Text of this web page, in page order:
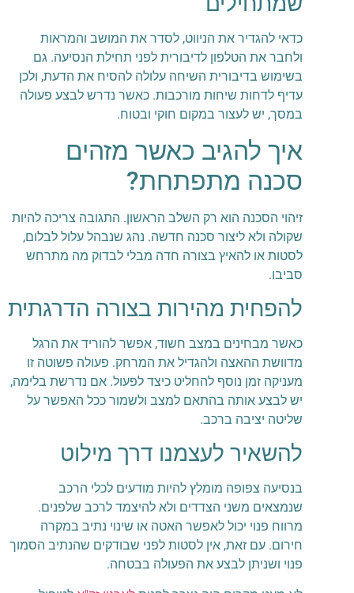
כדאי להגדיר את הניווט, לסדר את המושב והמראות
ולחבר את הטלפון לדיבורית לפני תחילת הנסיעה. גם
בשימוש בדיבורית השיחה עלולה להסיח את הדעת, ולכן
עדיף לדחות שיחות מורכבות. כאשר נדרש לבצע פעולה
במסך, יש לעצור במקום חוקי ובטוח.
איך להגיב כאשר מזהים
סכנה מתפתחת?
זיהוי הסכנה הוא רק השלב הראשון. התגובה צריכה להיות
שקולה ולא ליצור סכנה חדשה. נהג שנבהל עלול לבלום,
לסטות או להאיץ בצורה חדה מבלי לבדוק מה מתרחש
סביבו.
להפחית מהירות בצורה הדרגתית
כאשר מבחינים במצב חשוד, אפשר להוריד את הרגל
מדוושת ההאצה ולהגדיל את המרחק. פעולה פשוטה זו
מעניקה זמן נוסף להחליט כיצד לפעול. אם נדרשת בלימה,
יש לבצע אותה בהתאם למצב ולשמור ככל האפשר על
שליטה יציבה ברכב.
להשאיר לעצמנו דרך מילוט
בנסיעה צפופה מומלץ להיות מודעים לכלי הרכב
שנמצאים משני הצדדים ולא להיצמד לרכב שלפנים.
מרווח פנוי יכול לאפשר האטה או שינוי נתיב במקרה
חירום. עם זאת, אין לסטות לפני שבודקים שהנתיב הסמוך
פנוי ושניתן לבצע את הפעולה בבטחה.